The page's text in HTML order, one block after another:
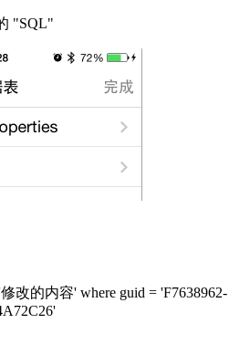
"SQL"
'修改的内容' where guid = 'F7638962-